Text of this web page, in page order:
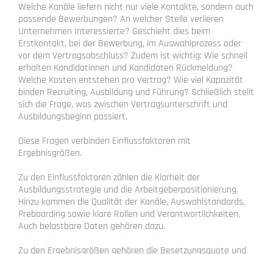
Welche Kanäle liefern nicht nur viele Kontakte, sondern auch
passende Bewerbungen? An welcher Stelle verlieren
Unternehmen Interessierte? Geschieht dies beim
Erstkontakt, bei der Bewerbung, im Auswahlprozess oder
vor dem Vertragsabschluss? Zudem ist wichtig: Wie schnell
erhalten Kandidatinnen und Kandidaten Rückmeldung?
Welche Kosten entstehen pro Vertrag? Wie viel Kapazität
binden Recruiting, Ausbildung und Führung? Schließlich stellt
sich die Frage, was zwischen Vertragsunterschrift und
Ausbildungsbeginn passiert.
Diese Fragen verbinden Einflussfaktoren mit
Ergebnisgrößen.
Zu den Einflussfaktoren zählen die Klarheit der
Ausbildungsstrategie und die Arbeitgeberpositionierung.
Hinzu kommen die Qualität der Kanäle, Auswahlstandards,
Preboarding sowie klare Rollen und Verantwortlichkeiten.
Auch belastbare Daten gehören dazu.
Zu den Ergebnisgrößen gehören die Besetzungsquote und